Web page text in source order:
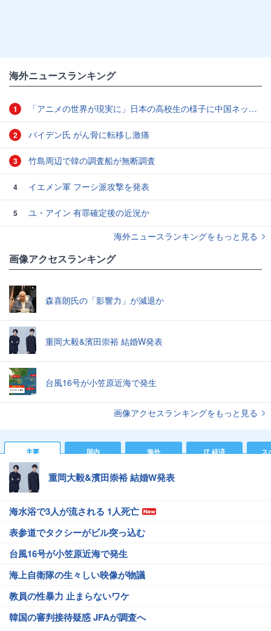
海外ニュースランキング
1 「アニメの世界が現実に」日本の高校生の様子に中国ネット「青春」「うらやましい」
2 バイデン氏 がん骨に転移し激痛
3 竹島周辺で韓の調査船が無断調査
4 イエメン軍 フーシ派攻撃を発表
5
ユ・アイン 有罪確定後の近況か
海外ニュースランキングをもっと見る
画像アクセスランキング
森喜朗氏の「影響力」が減退か
重岡大毅&濱田崇裕 結婚W発表
台風16号が小笠原近海で発生
画像アクセスランキングをもっと見る
主要 国内 海外 IT 経済 ス
重岡大毅&濱田崇裕 結婚W発表
海水浴で3人が流される 1人死亡
表参道でタクシーがビル突っ込む
台風16号が小笠原近海で発生
海上自衛隊の生々しい映像が物議
教員の性暴力 止まらないワケ
韓国の審判接待疑惑 JFAが調査へ